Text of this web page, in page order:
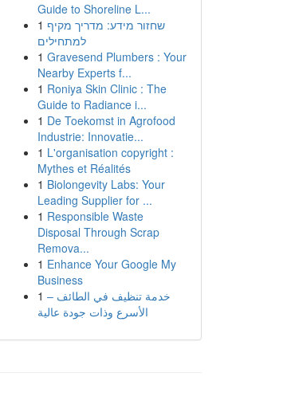
Guide to Shoreline L...
1 שחזור מידע: מדריך מקיף
למתחילים
1 Gravesend Plumbers : Your
Nearby Experts f...
1 Roniya Skin Clinic : The
Guide to Radiance i...
1 De Toekomst in Agrofood
Industrie: Innovatie...
1 L'organisation copyright :
Mythes et Réalités
1 Biolongevity Labs: Your
Leading Supplier for ...
1 Responsible Waste
Disposal Through Scrap
Remova...
1 Enhance Your Google My
Business
1 خدمة تنظيف في الطائف –
الأسرع وذات جودة عالية